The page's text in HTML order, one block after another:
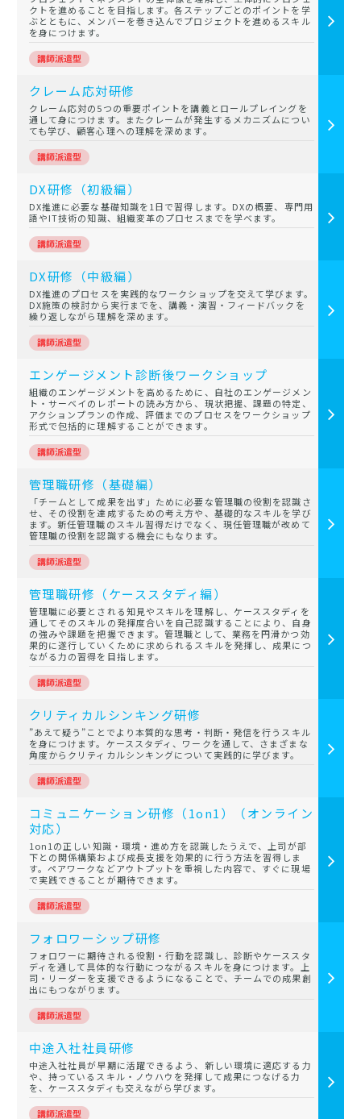
クトを進めることを目指します。各ステップごとのポイントを学
ぶとともに、メンバーを巻き込んでプロジェクトを進めるスキル
を身につけます。
クレーム応対研修
クレーム応対の5つの重要ポイントを講義とロールプレイングを
通して身につけます。またクレームが発生するメカニズムについ
ても学び、顧客心理への理解を深めます。
DX研修（初級編）
DX推進に必要な基礎知識を1日で習得します。DXの概要、専門用
語やIT技術の知識、組織変革のプロセスまでを学べます。
DX研修（中級編）
DX推進のプロセスを実践的なワークショップを交えて学びます。
DX施策の検討から実行までを、講義・演習・フィードバックを
繰り返しながら理解を深めます。
エンゲージメント診断後ワークショップ
組織のエンゲージメントを高めるために、自社のエンゲージメン
ト・サーベイのレポートの読み方から、現状把握、課題の特定、
アクションプランの作成、評価までのプロセスをワークショップ
形式で包括的に理解することができます。
管理職研修（基礎編）
「チームとして成果を出す」ために必要な管理職の役割を認識さ
せ、その役割を達成するための考え方や、基礎的なスキルを学び
ます。新任管理職のスキル習得だけでなく、現任管理職が改めて
管理職の役割を認識する機会にもなります。
管理職研修（ケーススタディ編）
管理職に必要とされる知見やスキルを理解し、ケーススタディを
通してそのスキルの発揮度合いを自己認識することにより、自身
の強みや課題を把握できます。管理職として、業務を円滑かつ効
果的に遂行していくために求められるスキルを発揮し、成果につ
ながる力の習得を目指します。
クリティカルシンキング研修
”あえて疑う”ことでより本質的な思考・判断・発信を行うスキル
を身につけます。ケーススタディ、ワークを通して、さまざまな
角度からクリティカルシンキングについて実践的に学びます。
コミュニケーション研修（1on1）（オンライン
対応）
1on1の正しい知識・環境・進め方を認識したうえで、上司が部
下との関係構築および成長支援を効果的に行う方法を習得しま
す。ペアワークなどアウトプットを重視した内容で、すぐに現場
で実践できることが期待できます。
フォロワーシップ研修
フォロワーに期待される役割・行動を認識し、診断やケーススタ
ディを通して具体的な行動につながるスキルを身につけます。上
司・リーダーを支援できるようになることで、チームでの成果創
出にもつながります。
中途入社社員研修
中途入社社員が早期に活躍できるよう、新しい環境に適応する力
や、持っているスキル・ノウハウを発揮して成果につなげる力
を、ケーススタディも交えながら学びます。